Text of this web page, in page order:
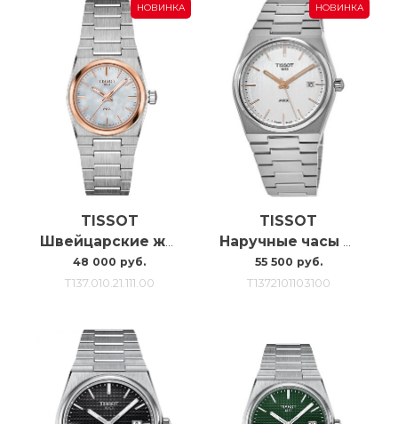
НОВИНКА
TISSOT
Швейцарские женские наручные часы Tissot Prx 25mm T137.010.21.111.00
48 000 руб.
T137.010.21.111.00
НОВИНКА
TISSOT
Наручные часы Tissot Prx T137.210.11.031.00
55 500 руб.
T1372101103100